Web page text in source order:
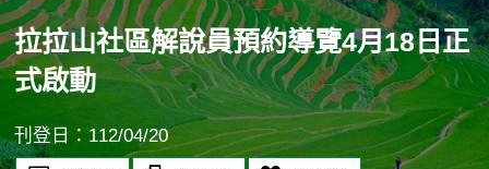
拉拉山社區解說員預約導覽4月18日正
式啟動
刊登日：112/04/20